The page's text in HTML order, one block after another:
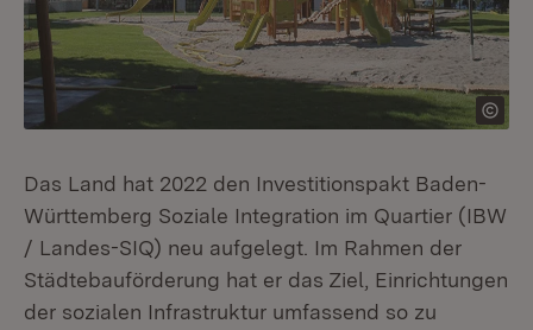
Das Land hat 2022 den Investitionspakt Baden-
Württemberg Soziale Integration im Quartier (IBW
/ Landes-SIQ) neu aufgelegt. Im Rahmen der
Städtebauförderung hat er das Ziel, Einrichtungen
der sozialen Infrastruktur umfassend so zu